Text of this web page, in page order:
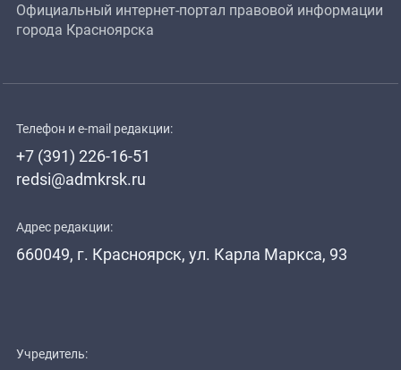
Официальный интернет-портал правовой информации
города Красноярска
Телефон и e-mail редакции:
+7 (391) 226-16-51
redsi@admkrsk.ru
Адрес редакции:
660049, г. Красноярск, ул. Карла Маркса, 93
Учредитель: